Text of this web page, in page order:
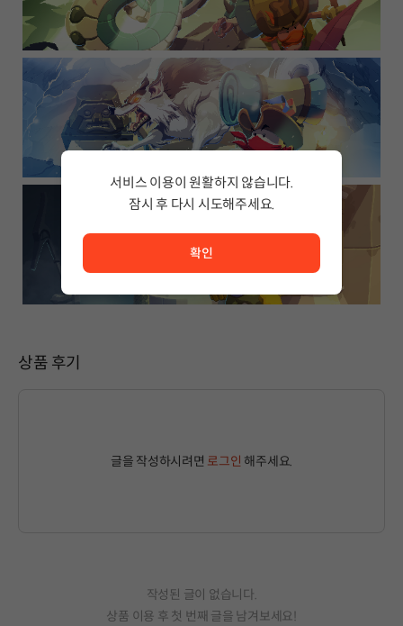
상품 후기
글을 작성하시려면 로그인 해주세요.
작성된 글이 없습니다.
상품 이용 후 첫 번째 글을 남겨보세요!
서비스 이용이 원활하지 않습니다.
잠시 후 다시 시도해주세요.
확인